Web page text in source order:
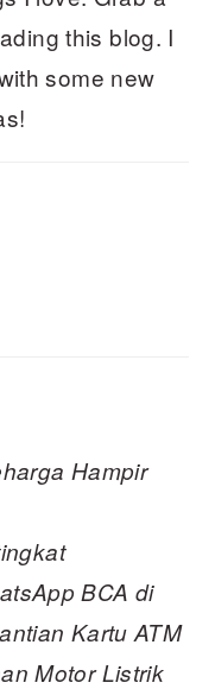
this blog. I
some new
Hampir
BCA di
Kartu ATM
Motor Listrik